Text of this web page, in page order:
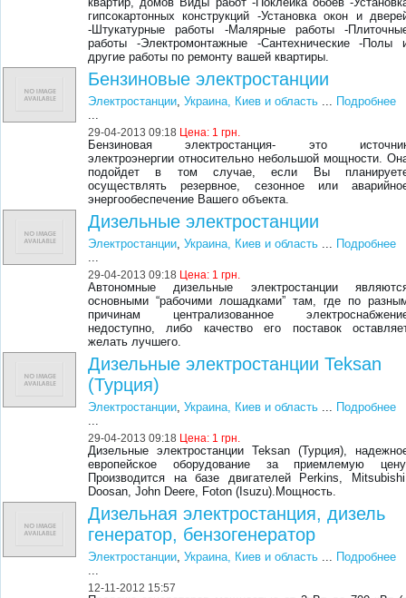
гипсокартонных конструкций -Установка окон и
-Штукатурные работы -Малярные работы -
работы -Электромонтажные -Сантехнические -Полы
другие работы по ремонту вашей квартиры.
Бензиновые электростанции
Электростанции,Украина, Киев и область ... Подробнее
...
29-04-2013 09:18 Цена: 1 грн.
Бензиновая электростанция- это
электроэнергии относительно небольшой мощности.
подойдет в том случае, если Вы
осуществлять резервное, сезонное или
энергообеспечение Вашего объекта.
Дизельные электростанции
Электростанции,Украина, Киев и область ... Подробнее
...
29-04-2013 09:18 Цена: 1 грн.
Автономные дизельные электростанции
основными “рабочими лошадками” там, где по
причинам централизованное
недоступно, либо качество его поставок
желать лучшего.
Дизельные электростанции Teksan
(Турция)
Электростанции,Украина, Киев и область ... Подробнее
...
29-04-2013 09:18 Цена: 1 грн.
Дизельные электростанции Teksan (Турция),
европейское оборудование за приемлемую
Производится на базе двигателей Perkins,
Doosan, John Deere, Foton (Isuzu).Мощность.
Дизельная электростанция, дизель
генератор, бензогенератор
Электростанции,Украина, Киев и область ... Подробнее
...
12-11-2012 15:57